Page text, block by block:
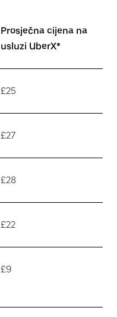
Prosječna cijena na
usluzi UberX*
£25
£27
£28
£22
£9